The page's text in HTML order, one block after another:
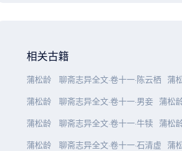
相关古籍
蒲松龄 聊斋志异全文·卷十一·陈云栖 蒲
蒲松龄 聊斋志异全文·卷十一·男妾 蒲松
蒲松龄 聊斋志异全文·卷十一·牛犊 蒲松
蒲松龄 聊斋志异全文·卷十一·石清虚 蒲